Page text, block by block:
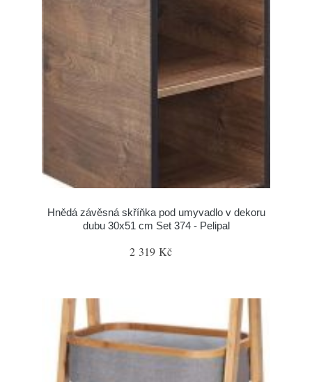
Hnědá závěsná skříňka pod umyvadlo v dekoru
dubu 30x51 cm Set 374 - Pelipal
2 319 Kč